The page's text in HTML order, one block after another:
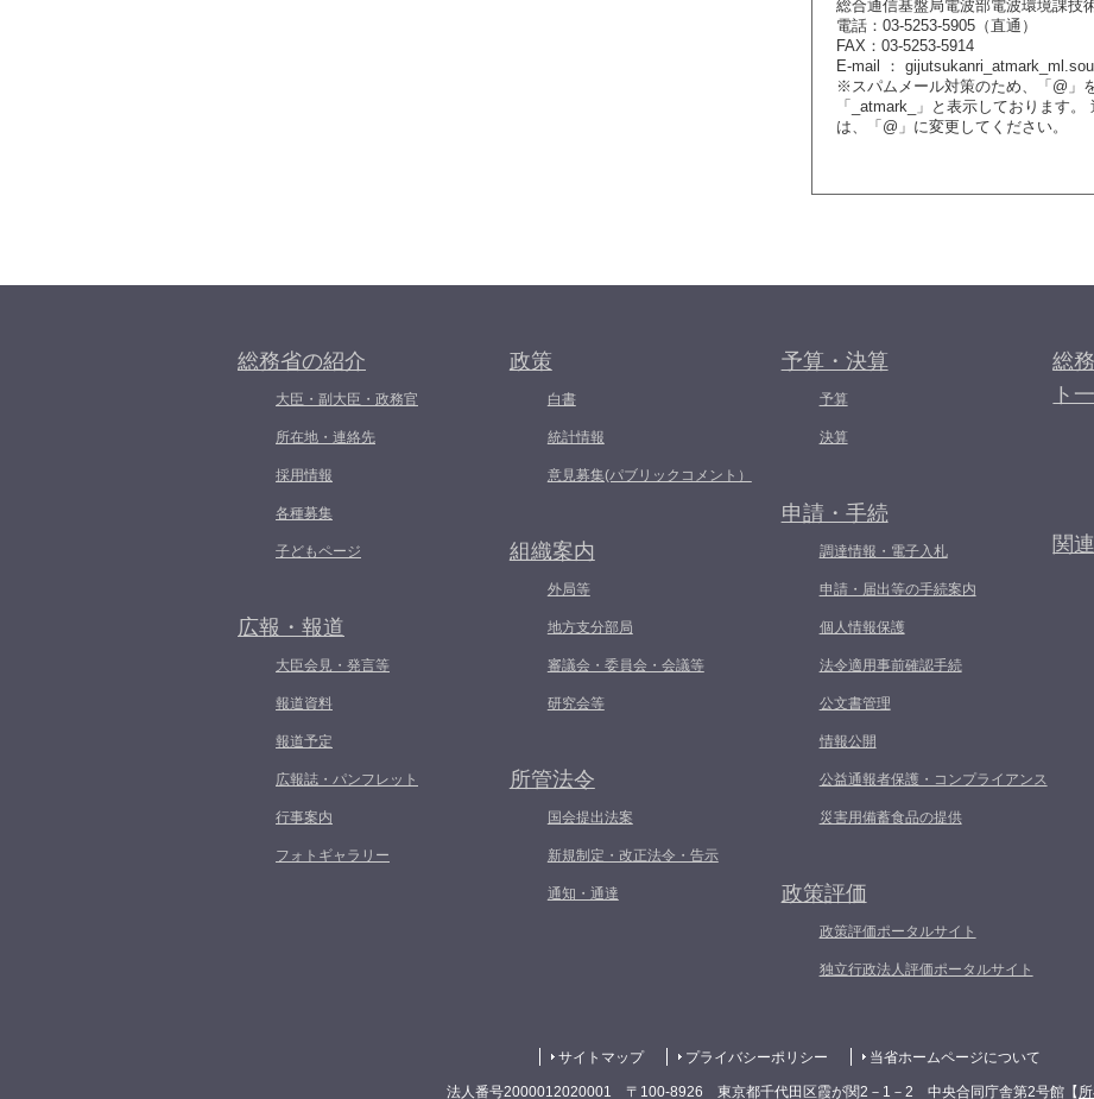
総合通信基盤局電波部電波環境課技
電話：03-5253-5905（直通）
FAX：03-5253-5914
E-mail ：
※スパムメール対策のため、「@」
「_atmark_」と表示しております。
は、「@」に変更してください。
総務省の紹介
大臣・副大臣・政務官
所在地・連絡先
採用情報
各種募集
子どもページ
広報・報道
大臣会見・発言等
報道資料
報道予定
広報誌・パンフレット
行事案内
フォトギャラリー
政策
白書
統計情報
意見募集(パブリックコメント）
組織案内
外局等
地方支分部局
審議会・委員会・会議等
研究会等
所管法令
国会提出法案
新規制定・改正法令・告示
通知・通達
予算・決算
予算
決算
申請・手続
調達情報・電子入札
申請・届出等の手続案内
個人情報保護
法令適用事前確認手続
公文書管理
情報公開
公益通報者保護・コンプライアンス
災害用備蓄食品の提供
政策評価
政策評価ポータルサイト
独立行政法人評価ポータルサイト
総
ト
関
サイトマップ プライバシーポリシー 当省ホームページについて
法人番号2000012020001 〒100-8926 東京都千代田区霞が関2－1－2 中央合同庁舎第2号館【